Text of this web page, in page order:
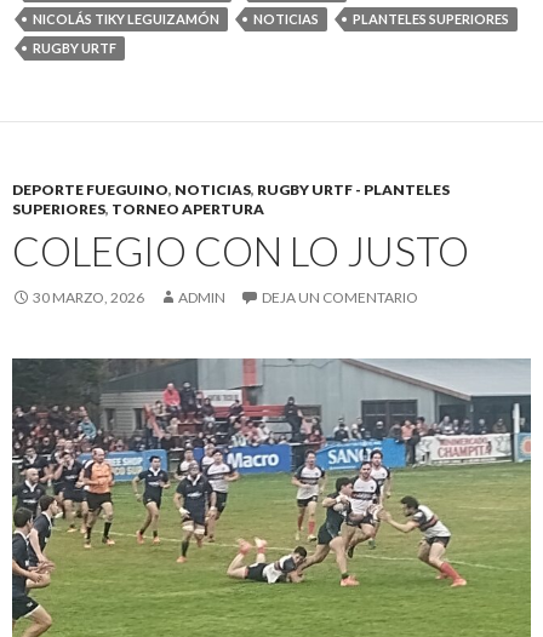
NICOLÁS TIKY LEGUIZAMÓN
NOTICIAS
PLANTELES SUPERIORES
RUGBY URTF
DEPORTE FUEGUINO, NOTICIAS, RUGBY URTF - PLANTELES
SUPERIORES, TORNEO APERTURA
COLEGIO CON LO JUSTO
30 MARZO, 2026 ADMIN DEJA UN COMENTARIO